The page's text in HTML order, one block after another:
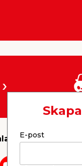
medier
E-post